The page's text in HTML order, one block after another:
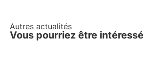
Autres actualités
Vous pourriez être intéressé